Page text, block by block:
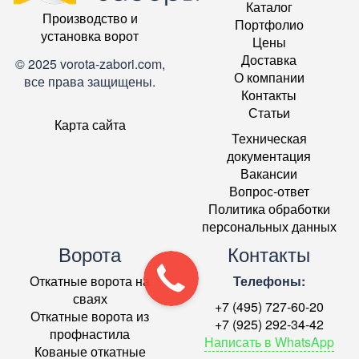
Производство и
установка ворот
© 2025 vorota-zabori.com,
все права защищены.
Карта сайта
Каталог
Портфолио
Цены
Доставка
О компании
Контакты
Статьи
Техническая
документация
Вакансии
Вопрос-ответ
Политика обработки
персональных данных
Ворота
Откатные ворота на
сваях
Откатные ворота из
профнастила
Кованые откатные
Контакты
Телефоны:
+7 (495) 727-60-20
+7 (925) 292-34-42
Написать в WhatsApp